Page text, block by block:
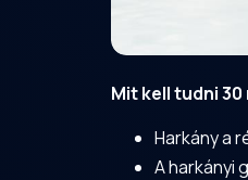
Mit kell tudni
Harkány a
A harkányi